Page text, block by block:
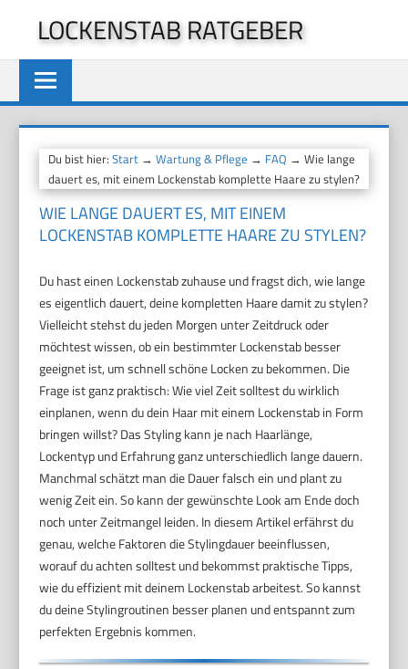
springen
LOCKENSTAB RATGEBER
Du bist hier:Start →Wartung & Pflege → FAQ → Wie lange
dauert es, mit einem Lockenstab komplette Haare zu stylen?
WIE LANGE DAUERT ES, MIT EINEM
LOCKENSTAB KOMPLETTE HAARE ZU STYLEN?
Du hast einen Lockenstab zuhause und fragst dich, wie lange
es eigentlich dauert, deine kompletten Haare damit zu stylen?
Vielleicht stehst du jeden Morgen unter Zeitdruck oder
möchtest wissen, ob ein bestimmter Lockenstab besser
geeignet ist, um schnell schöne Locken zu bekommen. Die
Frage ist ganz praktisch: Wie viel Zeit solltest du wirklich
einplanen, wenn du dein Haar mit einem Lockenstab in Form
bringen willst? Das Styling kann je nach Haarlänge,
Lockentyp und Erfahrung ganz unterschiedlich lange dauern.
Manchmal schätzt man die Dauer falsch ein und plant zu
wenig Zeit ein. So kann der gewünschte Look am Ende doch
noch unter Zeitmangel leiden. In diesem Artikel erfährst du
genau, welche Faktoren die Stylingdauer beeinflussen,
worauf du achten solltest und bekommst praktische Tipps,
wie du effizient mit deinem Lockenstab arbeitest. So kannst
du deine Stylingroutinen besser planen und entspannt zum
perfekten Ergebnis kommen.